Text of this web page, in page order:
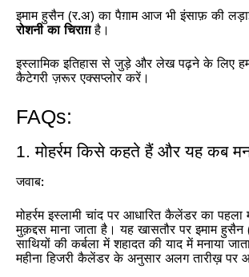
इमाम हुसैन (र.अ) का पैग़ाम आज भी इंसाफ़ की
रोशनी का चिराग़है।
इस्लामिक इतिहास से जुड़े और लेख पढ़ने के लिए
कैटेगरी ज़रूर एक्सप्लोर करें।
FAQs:
1. मोहर्रम किसे कहते हैं और यह कब
जवाब:
मोहर्रम इस्लामी चांद पर आधारित कैलेंडर का
मुक़द्दस माना जाता है। यह खासतौर पर इमाम
साथियों की कर्बला में शहादत की याद में मनाया
महीना हिजरी कैलेंडर के अनुसार अलग तारीख़ पर